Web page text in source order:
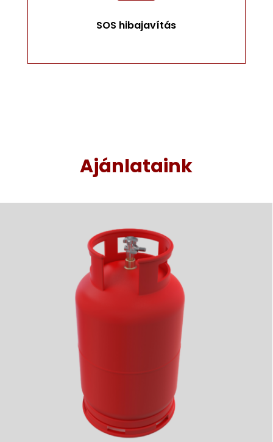
SOS hibajavítás
Ajánlataink